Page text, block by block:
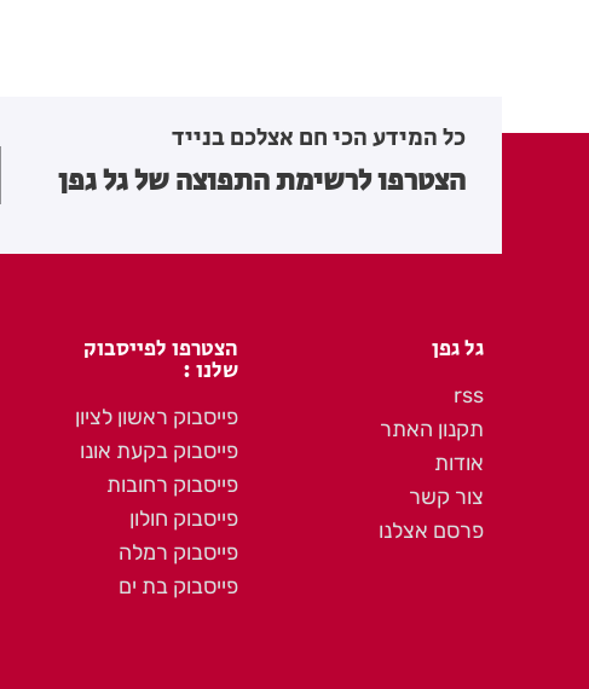
כל המידע הכי חם אצלכם בנייד
הצטרפו לרשימת התפוצה של גל גפן
גל גפן
rss
תקנון האתר
אודות
צור קשר
פרסם אצלנו
הצטרפו לפייסבוק
שלנו :
פייסבוק ראשון לציון
פייסבוק בקעת אונו
פייסבוק רחובות
פייסבוק חולון
פייסבוק רמלה
פייסבוק בת ים